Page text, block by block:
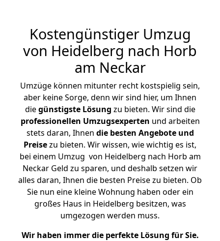
Kostengünstiger Umzug
von Heidelberg nach Horb
am Neckar
Umzüge können mitunter recht kostspielig sein,
aber keine Sorge, denn wir sind hier, um Ihnen
diegünstigste Lösung zu bieten. Wir sind die
professionellen Umzugsexperten und arbeiten
stets daran, Ihnen die besten Angebote und
Preisezu bieten. Wir wissen, wie wichtig es ist,
bei einem Umzug von Heidelberg nach Horb am
Neckar Geld zu sparen, und deshalb setzen wir
alles daran, Ihnen die besten Preise zu bieten. Ob
Sie nun eine kleine Wohnung haben oder ein
großes Haus in Heidelberg besitzen, was
umgezogen werden muss.
Wir haben immer die perfekte Lösung für Sie.